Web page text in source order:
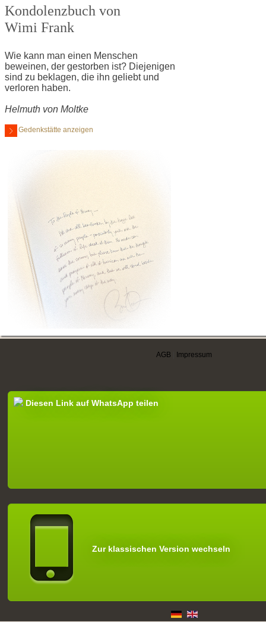
Kondolenzbuch von
Wimi Frank
Wie kann man einen Menschen
beweinen, der gestorben ist? Diejenigen
sind zu beklagen, die ihn geliebt und
verloren haben.
Helmuth von Moltke
Gedenkstätte anzeigen
AGB Impressum
Diesen Link auf WhatsApp teilen
Zur klassischen Version wechseln